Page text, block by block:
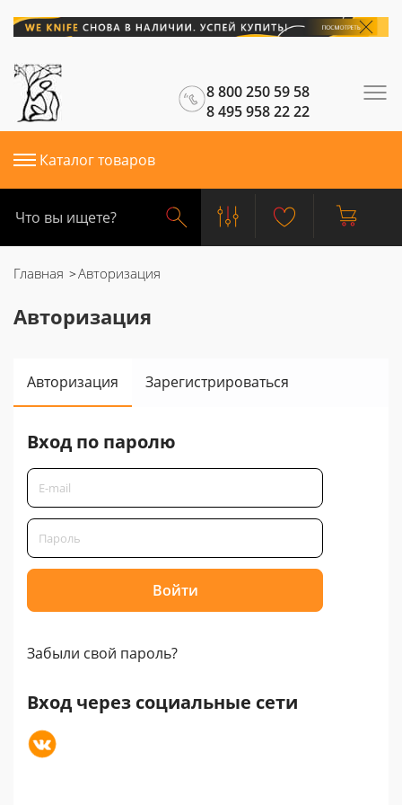
8 800 250 59 58
8 495 958 22 22
Каталог товаров
Главная Авторизация
Авторизация
Авторизация Зарегистрироваться
Вход по паролю
Забыли свой пароль?
Вход через социальные сети